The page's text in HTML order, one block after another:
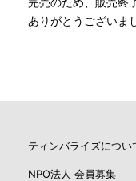
ありがとうございま
ティンバライズについ
NPO法人 会員募集